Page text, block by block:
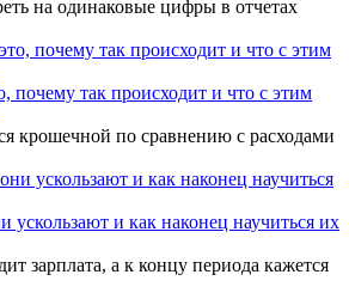
на одинаковые цифры в отчетах
почему так происходит и что с этим
крошечной по сравнению с расходами
ускользают и как наконец научиться их
зарплата, а к концу периода кажется